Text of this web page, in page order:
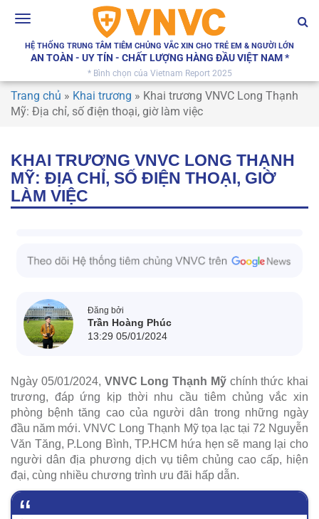
Toggle
HỆ THỐNG TRUNG TÂM TIÊM CHỦNG VẮC XIN CHO TRẺ EM & NGƯỜI LỚN
AN TOÀN - UY TÍN - CHẤT LƯỢNG HÀNG ĐẦU VIỆT NAM *
* Bình chọn của Vietnam Report 2025
Trang chủ » Khai trương » Khai trương VNVC Long Thạnh
Mỹ: Địa chỉ, số điện thoại, giờ làm việc
KHAI TRƯƠNG VNVC LONG THẠNH
MỸ: ĐỊA CHỈ, SỐ ĐIỆN THOẠI, GIỜ
LÀM VIỆC
Đăng bởi
Trần Hoàng Phúc
13:29 05/01/2024
Ngày 05/01/2024, VNVC Long Thạnh Mỹchính thức khai
trương, đáp ứng kịp thời nhu cầu tiêm chủng vắc xin
phòng bệnh tăng cao của người dân trong những ngày
đầu năm mới. VNVC Long Thạnh Mỹ tọa lạc tại 72 Nguyễn
Văn Tăng, P.Long Bình, TP.HCM hứa hẹn sẽ mang lại cho
người dân địa phương dịch vụ tiêm chủng cao cấp, hiện
đại, cùng nhiều chương trình ưu đãi hấp dẫn.